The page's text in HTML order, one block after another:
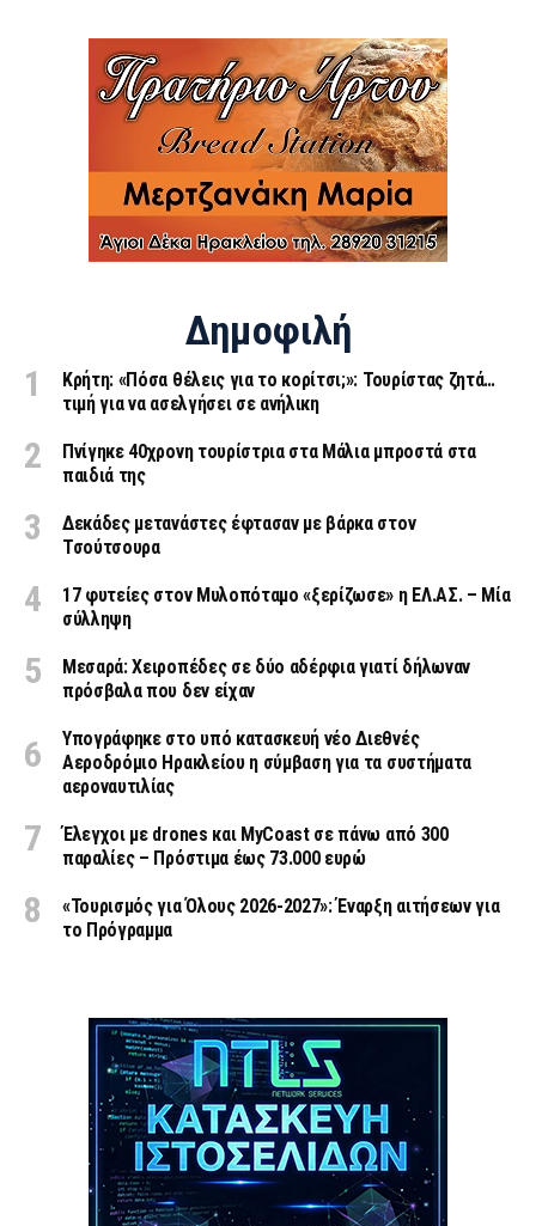
Δημοφιλή
Κρήτη: «Πόσα θέλεις για το κορίτσι;»: Τουρίστας ζητά…
τιμή για να ασελγήσει σε ανήλικη
Πνίγηκε 40χρονη τουρίστρια στα Μάλια μπροστά στα
παιδιά της
Δεκάδες μετανάστες έφτασαν με βάρκα στον
Τσούτσουρα
17 φυτείες στον Μυλοπόταμο «ξερίζωσε» η ΕΛ.ΑΣ. – Μία
σύλληψη
Μεσαρά: Χειροπέδες σε δύο αδέρφια γιατί δήλωναν
πρόσβαλα που δεν είχαν
Υπογράφηκε στο υπό κατασκευή νέο Διεθνές
Αεροδρόμιο Ηρακλείου η σύμβαση για τα συστήματα
αεροναυτιλίας
Έλεγχοι με drones και MyCoast σε πάνω από 300
παραλίες – Πρόστιμα έως 73.000 ευρώ
«Τουρισμός για Όλους 2026-2027»: Έναρξη αιτήσεων για
το Πρόγραμμα